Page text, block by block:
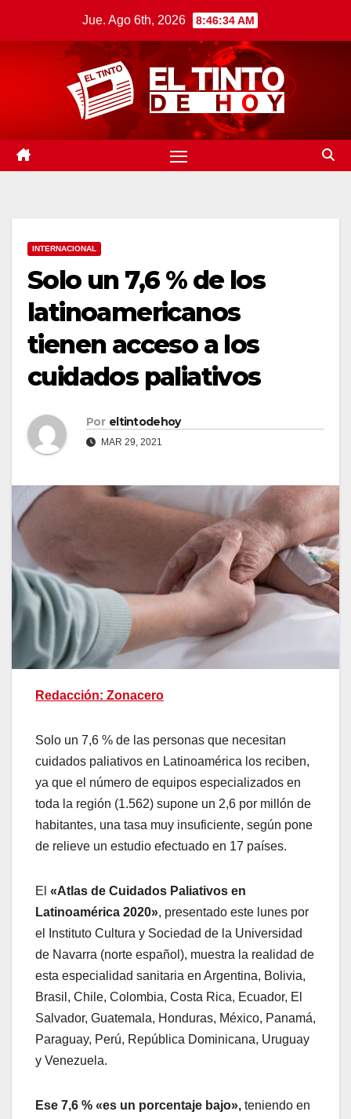
Jue. Ago 6th, 2026 8:46:35 AM
INTERNACIONAL
Solo un 7,6 % de los
latinoamericanos
tienen acceso a los
cuidados paliativos
Por eltintodehoy
MAR 29, 2021
Redacción: Zonacero
Solo un 7,6 % de las personas que necesitan
cuidados paliativos en Latinoamérica los reciben,
ya que el número de equipos especializados en
toda la región (1.562) supone un 2,6 por millón de
habitantes, una tasa muy insuficiente, según pone
de relieve un estudio efectuado en 17 países.
El «Atlas de Cuidados Paliativos en
Latinoamérica 2020», presentado este lunes por
el Instituto Cultura y Sociedad de la Universidad
de Navarra (norte español), muestra la realidad de
esta especialidad sanitaria en Argentina, Bolivia,
Brasil, Chile, Colombia, Costa Rica, Ecuador, El
Salvador, Guatemala, Honduras, México, Panamá,
Paraguay, Perú, República Dominicana, Uruguay
y Venezuela.
Ese 7,6 % «es un porcentaje bajo», teniendo en